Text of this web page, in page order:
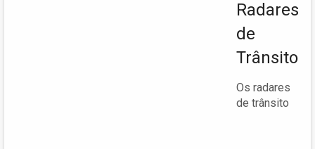
Radares
de
Trânsito
Os radares
de trânsito